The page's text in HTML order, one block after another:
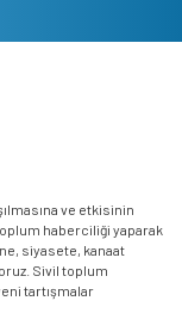
ve etkisinin
haberciliği yaparak
siyasete, kanaat
Sivil toplum
tartışmalar